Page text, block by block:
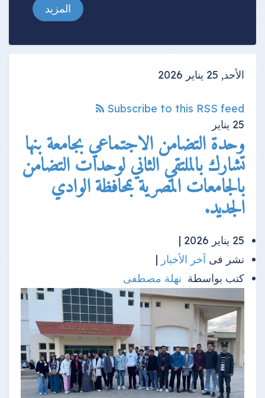
المزيد
الأحد, 25 يناير 2026
Subscribe to this RSS feed
25 يناير
وحدة التضامن الاجتماعي بجامعة بنها
تشارك بالملتقي الثاني لوحدات التضامن
بالجامعات المصرية بمحافظة الوادي
الجديد.
25 يناير 2026 |
نشر فى آخر الأخبار |
كتب بواسطة نهلة مصطفى